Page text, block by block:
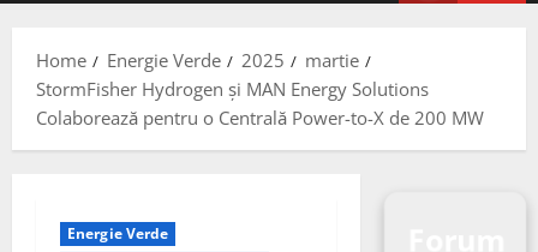
Home Energie Verde 2025
martie
StormFisher Hydrogen și MAN Energy Solutions
Colaborează pentru o Centrală Power-to-X de 200 MW
Energie Verde